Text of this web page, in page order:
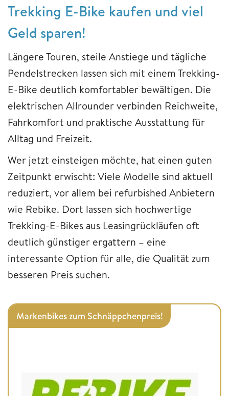
Trekking E-Bike kaufen und viel
Geld sparen!
Längere Touren, steile Anstiege und tägliche
Pendelstrecken lassen sich mit einem Trekking-
E-Bike deutlich komfortabler bewältigen. Die
elektrischen Allrounder verbinden Reichweite,
Fahrkomfort und praktische Ausstattung für
Alltag und Freizeit.
Wer jetzt einsteigen möchte, hat einen guten
Zeitpunkt erwischt: Viele Modelle sind aktuell
reduziert, vor allem bei refurbished Anbietern
wie Rebike. Dort lassen sich hochwertige
Trekking-E-Bikes aus Leasingrückläufen oft
deutlich günstiger ergattern – eine
interessante Option für alle, die Qualität zum
besseren Preis suchen.
Markenbikes zum Schnäppchenpreis!